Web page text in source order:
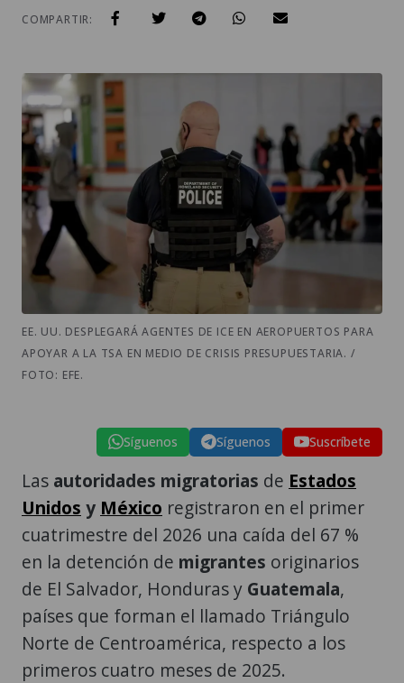
COMPARTIR:
EE. UU. DESPLEGARÁ AGENTES DE ICE EN AEROPUERTOS PARA
APOYAR A LA TSA EN MEDIO DE CRISIS PRESUPUESTARIA. /
FOTO: EFE.
Síguenos Síguenos Suscríbete
Las autoridades migratorias de Estados
Unidos y México registraron en el primer
cuatrimestre del 2026 una caída del 67 %
en la detención de migrantes originarios
de El Salvador, Honduras y Guatemala,
países que forman el llamado Triángulo
Norte de Centroamérica, respecto a los
primeros cuatro meses de 2025.